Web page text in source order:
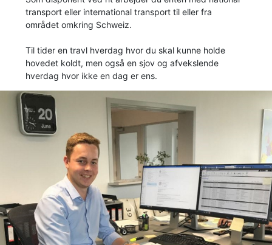
transport eller international transport til eller fra
området omkring Schweiz.
Til tider en travl hverdag hvor du skal kunne holde
hovedet koldt, men også en sjov og afvekslende
hverdag hvor ikke en dag er ens.